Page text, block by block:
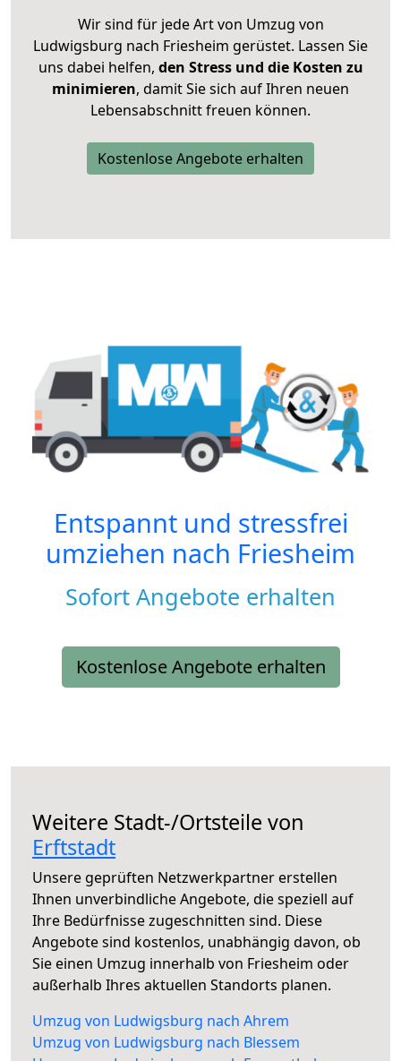
Wir sind für jede Art von Umzug von
Ludwigsburg nach Friesheim gerüstet. Lassen Sie
uns dabei helfen, den Stress und die Kosten zu
minimieren, damit Sie sich auf Ihren neuen
Lebensabschnitt freuen können.
Kostenlose Angebote erhalten
Entspannt und stressfrei
umziehen nach Friesheim
Sofort Angebote erhalten
Kostenlose Angebote erhalten
Weitere Stadt-/Ortsteile von
Erftstadt
Unsere geprüften Netzwerkpartner erstellen
Ihnen unverbindliche Angebote, die speziell auf
Ihre Bedürfnisse zugeschnitten sind. Diese
Angebote sind kostenlos, unabhängig davon, ob
Sie einen Umzug innerhalb von Friesheim oder
außerhalb Ihres aktuellen Standorts planen.
Umzug von Ludwigsburg nach Ahrem
Umzug von Ludwigsburg nach Blessem